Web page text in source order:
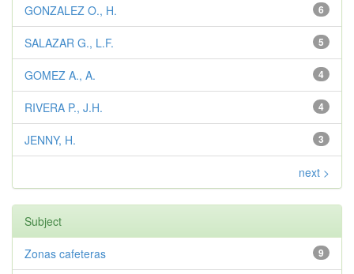
6
GONZALEZ O., H.
5
SALAZAR G., L.F.
4
GOMEZ A., A.
4
RIVERA P., J.H.
3
JENNY, H.
next >
Subject
9
Zonas cafeteras